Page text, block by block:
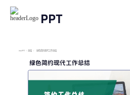
PPT
imyPPT / 总结 / 绿色简约现代工作总结
绿色简约现代工作总结